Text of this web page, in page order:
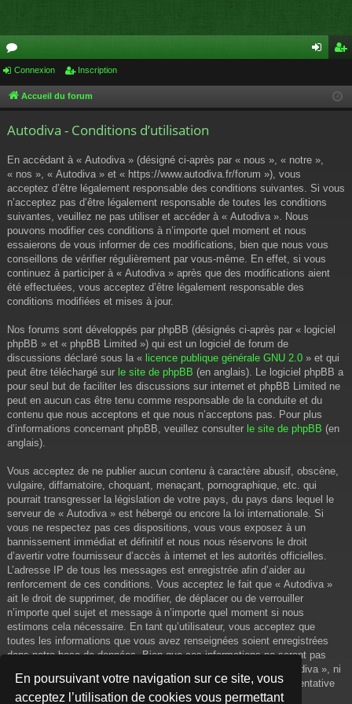
En poursuivant votre navigation sur ce site, vous
acceptez l’utilisation de cookies vous permettant
or
u cri
Connexion Inscription
Accueil du forum
Autodiva - Conditions d’utilisation
En accédant à « Autodiva » (désigné ci-après par « nous », « notre »,
« nos », « Autodiva » et « https://www.autodiva.fr/forum »), vous
acceptez d’être légalement responsable des conditions suivantes. Si vous
n’acceptez pas d’être légalement responsable de toutes les conditions
suivantes, veuillez ne pas utiliser et accéder à « Autodiva ». Nous
pouvons modifier ces conditions à n’importe quel moment et nous
essaierons de vous informer de ces modifications, bien que nous vous
conseillons de vérifier régulièrement par vous-même. En effet, si vous
continuez à participer à « Autodiva » après que des modifications aient
été effectuées, vous acceptez d’être légalement responsable des
conditions modifiées et mises à jour.
Nos forums sont développés par phpBB (désignés ci-après par « logiciel
phpBB » et « phpBB Limited ») qui est un logiciel de forum de
discussions déclaré sous la « licence publique générale GNU 2.0 » et qui
peut être téléchargé sur le site de phpBB (en anglais). Le logiciel phpBB a
pour seul but de faciliter les discussions sur internet et phpBB Limited ne
peut en aucun cas être tenu comme responsable de la conduite et du
contenu que nous acceptons et que nous n’acceptons pas. Pour plus
d’informations concernant phpBB, veuillez consulter le site de phpBB (en
anglais).
Vous acceptez de ne publier aucun contenu à caractère abusif, obscène,
vulgaire, diffamatoire, choquant, menaçant, pornographique, etc. qui
pourrait transgresser la législation de votre pays, du pays dans lequel le
serveur de « Autodiva » est hébergé ou encore la loi internationale. Si
vous ne respectez pas ces dispositions, vous vous exposez à un
bannissement immédiat et définitif et nous nous réservons le droit
d’avertir votre fournisseur d’accès à internet et les autorités officielles.
L’adresse IP de tous les messages est enregistrée afin d’aider au
renforcement de ces conditions. Vous acceptez le fait que « Autodiva »
ait le droit de supprimer, de modifier, de déplacer ou de verrouiller
n’importe quel sujet et message à n’importe quel moment si nous
estimons cela nécessaire. En tant qu’utilisateur, vous acceptez que
toutes les informations que vous avez renseignées soient enregistrées
dans notre base de données. Bien que ces informations ne seront pas
diffusées à une tierce partie sans votre consentement, ni « Autodiva », ni
phpBB, ne pourront être tenus comme responsables en cas de tentative
de piratage informatique visant à compromettre vos données.